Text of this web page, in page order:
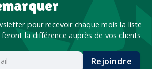
pour recevoir chaque mois la liste
la différence auprès de vos clients
Rejoindre